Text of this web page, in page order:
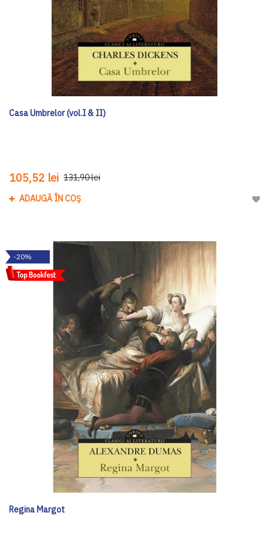
Casa Umbrelor (vol.I & II)
105,52 lei 131,90 lei
ADAUGĂ ÎN COȘ
-20%
Regina Margot